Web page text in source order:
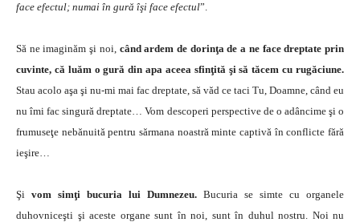
face efectul; numai în gură îşi face efectul”.
Să ne imaginăm şi noi, când ardem de dorinţa de a ne face dreptate prin
cuvinte, că luăm o gură din apa aceea sfinţită şi să tăcem cu rugăciune.
Stau acolo aşa şi nu-mi mai fac dreptate, să văd ce taci Tu, Doamne, când eu
nu îmi fac singură dreptate… Vom descoperi perspective de o adâncime şi o
frumuseţe nebănuită pentru sărmana noastră minte captivă în conflicte fără
ieşire…
Şi vom simţi bucuria lui Dumnezeu. Bucuria se simte cu organele
duhovniceşti şi aceste organe sunt în noi, sunt în duhul nostru. Noi nu